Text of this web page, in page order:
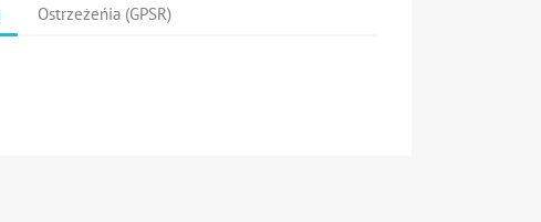
Ostrzeżeńia (GPSR)